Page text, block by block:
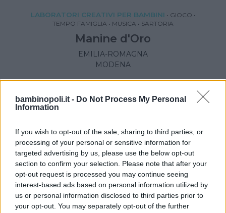
bambinopoli.it - Do Not Process My Personal
Information
If you wish to opt-out of the sale, sharing to third parties, or
processing of your personal or sensitive information for
targeted advertising by us, please use the below opt-out
section to confirm your selection. Please note that after your
opt-out request is processed you may continue seeing
interest-based ads based on personal information utilized by
us or personal information disclosed to third parties prior to
your opt-out. You may separately opt-out of the further
LABORATORI CREATIVI PER BAMBINI • GIOCO •
TEMPO FAMIGLIA • MUSICA • SARTORIA
Manine d'Oro
EMILIA-ROMAGNA
MODENA